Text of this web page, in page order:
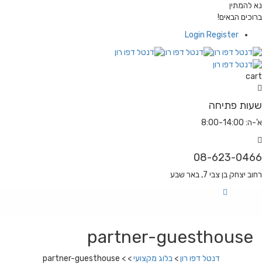
נא להמתין
ברוכים הבאים!
Login Register
cart
שעות פתיחה
א'-ה: 8:00-14:00
08-623-0466
רחוב יצחק בן צבי 7, באר שבע
partner-guesthouse
דנטל דפו רון>בלוג מקצועי> >
partner-guesthouse